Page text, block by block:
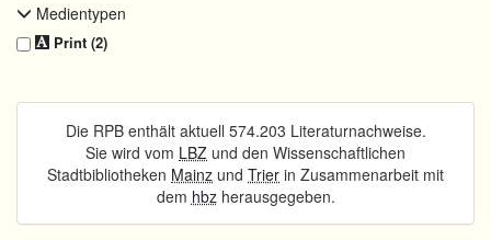
Medientypen
Print (2)
Die RPB enthält aktuell 574.203 Literaturnachweise.
Sie wird vom LBZ und den Wissenschaftlichen
Stadtbibliotheken Mainz und Trier in Zusammenarbeit mit
dem hbzherausgegeben.